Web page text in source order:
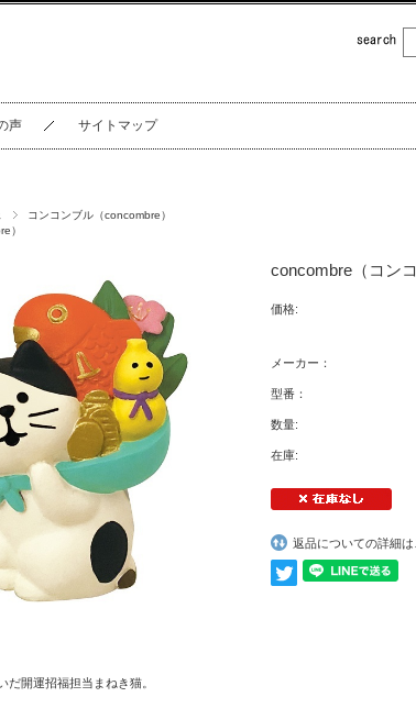
声 サイトマップ
コンコンブル（concombre）
）
concombre（コン
価格:
メーカー：
型番：
数量:
在庫:
返品についての詳細は
だ開運招福担当まねき猫。